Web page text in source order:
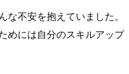
不安を抱えていました。
めには自分のスキルアップ